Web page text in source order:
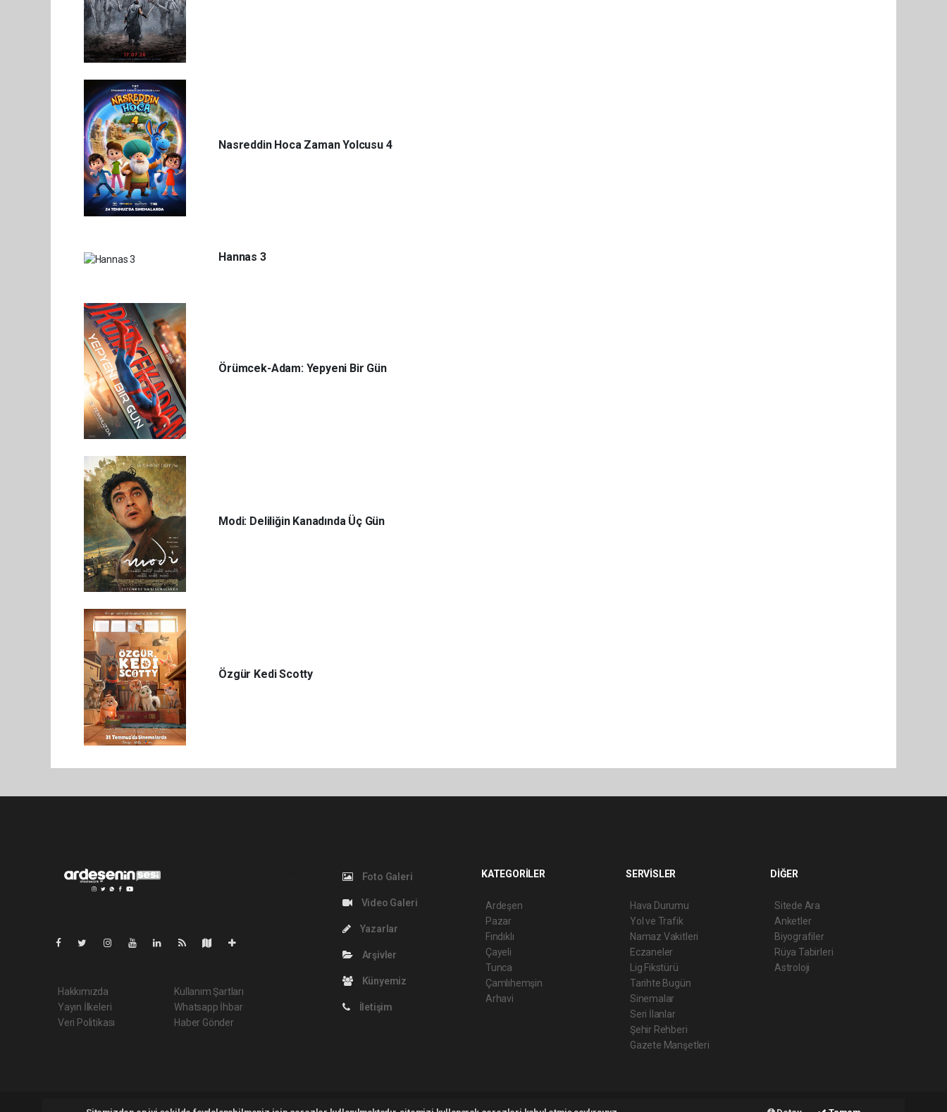
Nasreddin Hoca Zaman Yolcusu 4
Hannas 3
Örümcek-Adam: Yepyeni Bir Gün
Modi: Deliliğin Kanadında Üç Gün
Özgür Kedi Scotty
Hakkımızda
Yayın İlkeleri
Veri Politikası
Kullanım Şartları
Whatsapp İhbar
Haber Gönder
Foto Galeri
Video Galeri
Yazarlar
Arşivler
Künyemiz
İletişim
KATEGORİLER
Ardeşen
Pazar
Fındıklı
Çayeli
Tunca
Çamlıhemşin
Arhavi
SERVİSLER
Hava Durumu
Yol ve Trafik
Namaz Vakitleri
Eczaneler
Lig Fikstürü
Tarihte Bugün
Sinemalar
Seri İlanlar
Şehir Rehberi
Gazete Manşetleri
DİĞER
Sitede Ara
Anketler
Biyografiler
Rüya Tabirleri
Astroloji
Ardeseninsesi.com Tüm hakları saklı tutulmaktadır. Copyright 2026 ©haber yazılımıhaber paketihaber scripti haber yazılımhaber script Haber Yazılımı: